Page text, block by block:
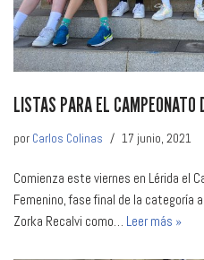
LISTAS PARA EL CAMPEONATO
por Carlos Colinas 17 junio, 2021
Comienza este viernes en Lérida el
Femenino, fase final de la categoría
Zorka Recalvi como… Leer más »